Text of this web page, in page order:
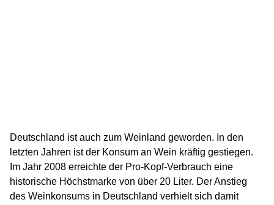
Deutschland ist auch zum Weinland geworden. In den
letzten Jahren ist der Konsum an Wein kräftig gestiegen.
Im Jahr 2008 erreichte der Pro-Kopf-Verbrauch eine
historische Höchstmarke von über 20 Liter. Der Anstieg
des Weinkonsums in Deutschland verhielt sich damit